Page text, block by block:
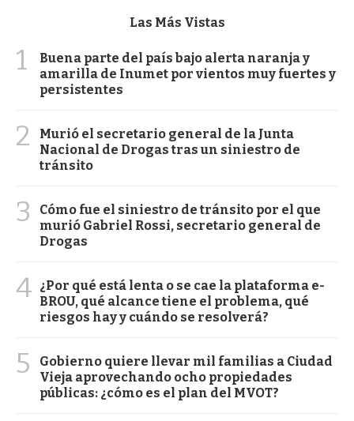
Las Más Vistas
1
Buena parte del país bajo alerta naranja y
amarilla de Inumet por vientos muy fuertes y
persistentes
2
Murió el secretario general de la Junta
Nacional de Drogas tras un siniestro de
tránsito
3
Cómo fue el siniestro de tránsito por el que
murió Gabriel Rossi, secretario general de
Drogas
4 ¿Por qué está lenta o se cae la plataforma e-
BROU, qué alcance tiene el problema, qué
riesgos hay y cuándo se resolverá?
5
Gobierno quiere llevar mil familias a Ciudad
Vieja aprovechando ocho propiedades
públicas: ¿cómo es el plan del MVOT?